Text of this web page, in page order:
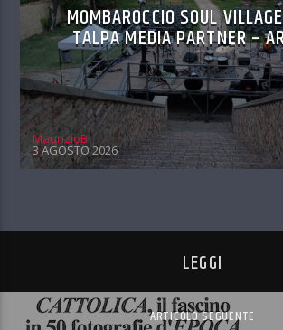
MOMBAROCCIO SOUL
TALPA MEDIA PARTNER –
MaurizioB
3 AGOSTO 2026
LEGGI
ARTICOLO SEGUENTE